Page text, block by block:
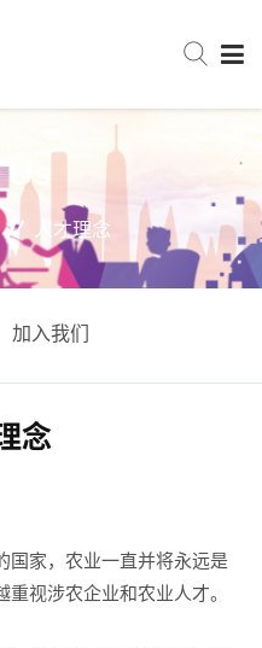
人才理念
加入我们
念
国家，农业一直并将永远是
视涉农企业和农业人才。